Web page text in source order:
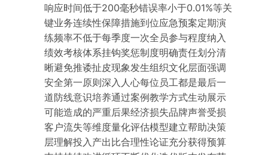
响应时间低于200毫秒错误率小于0.01%等关
键业务连续性保障措施到位应急预案定期演
练频率不低于每季度一次全员参与程度纳入
绩效考核体系挂钩奖惩制度明确责任划分清
晰避免推诿扯皮现象发生组织文化层面强调
安全第一原则深入人心每位员工都是最后一
道防线意识培养通过案例教学方式生动展示
可能造成的严重后果经济损失品牌声誉受损
客户流失等维度量化评估模型建立帮助决策
层理解投入产出比合理性论证充分获得预算